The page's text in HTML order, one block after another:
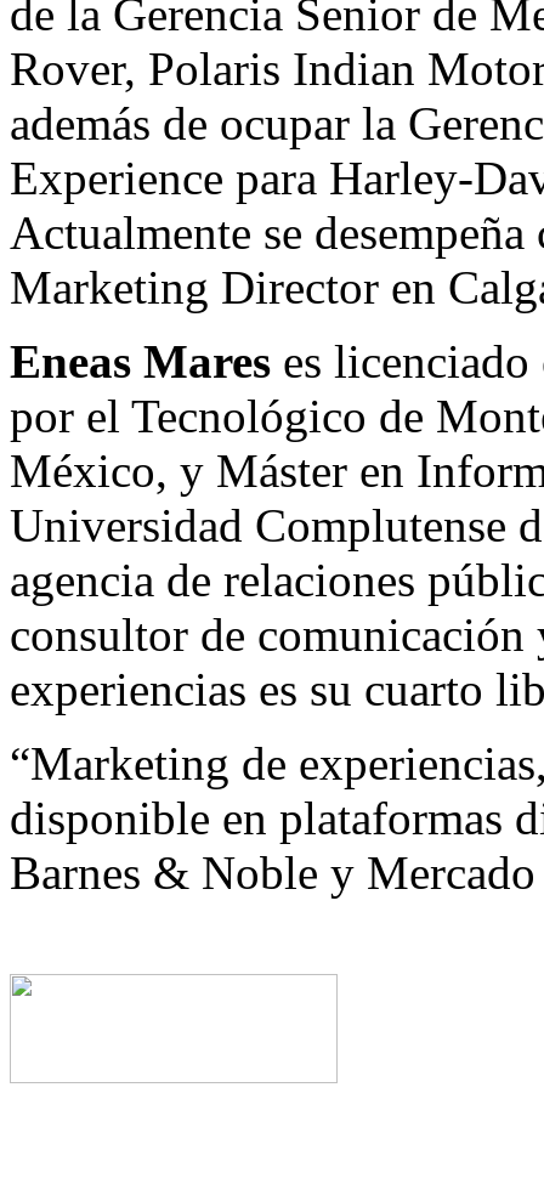
de la Gerencia Senior de
Rover, Polaris Indian
además de ocupar la
Experience para Harley-
Actualmente se
Marketing Director en
Eneas Mares es
por el Tecnológico de
México, y Máster en
Universidad Complutense
agencia de relaciones
consultor de
experiencias es su cuarto
“Marketing de
disponible en plataformas
Barnes & Noble y